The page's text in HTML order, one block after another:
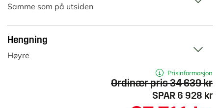
Samme som på utsiden
Hengning
Høyre